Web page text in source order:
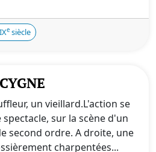
e siècle
un vieillard.L'action se
sur la scène d'un
second ordre. A droite, une
charpentées...